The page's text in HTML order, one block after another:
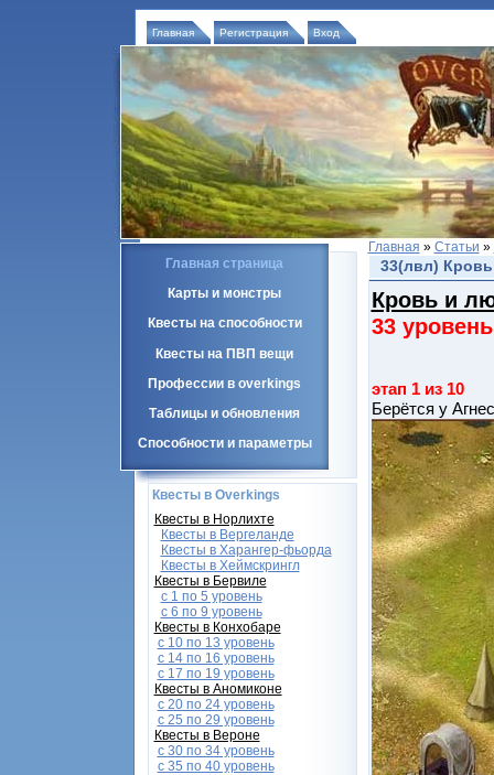
Главная Регистрация Вход
Главная страница
Карты и монстры
Квесты на способности
Квесты на ПВП вещи
Профессии в overkings
Таблицы и обновления
Способности и параметры
Квесты в Overkings
Квесты в Норлихте
Квесты в Вергеланде
Квесты в Харангер-фьорда
Квесты в Хеймскрингл
Квесты в Бервиле
с 1 по 5 уровень
с 6 по 9 уровень
Квесты в Конхобаре
c 10 по 13 уровень
с 14 по 16 уровень
с 17 по 19 уровень
Квесты в Аномиконе
с 20 по 24 уровень
с 25 по 29 уровень
Квесты в Вероне
с 30 по 34 уровень
с 35 по 40 уровень
Главная » Статьи »
33(лвл)
Кровь и
33 уровень
этап 1 из 10
Берётся у